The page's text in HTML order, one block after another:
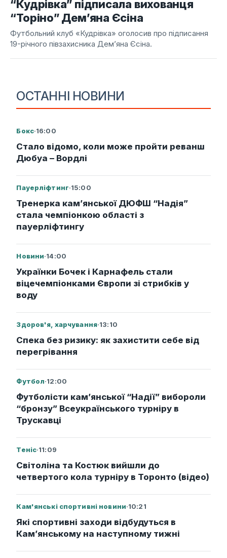
ОСТАННІ НОВИНИ
Бокс·16:00
Стало відомо, коли може пройти реванш
Дюбуа – Вордлі
Пауерліфтинг·15:00
Тренерка кам’янської ДЮФШ “Надія”
стала чемпіонкою області з
пауерліфтингу
Новини·14:00
Українки Бочек і Карнафель стали
віцечемпіонками Європи зі стрибків у
воду
Здоров'я, харчування·13:10
Спека без ризику: як захистити себе від
перегрівання
Футбол·12:00
Футболісти кам’янської “Надії” вибороли
“бронзу” Всеукраїнського турніру в
Трускавці
Теніс·11:09
Світоліна та Костюк вийшли до
четвертого кола турніру в Торонто (відео)
Кам'янські спортивні новини·10:21
Які спортивні заходи відбудуться в
Кам’янському на наступному тижні
“Кудрівка” підписала вихованця
“Торіно” Дем’яна Єсіна
Футбольний клуб «Кудрівка» оголосив про підписання
19-річного півзахисника Дем’яна Єсіна.